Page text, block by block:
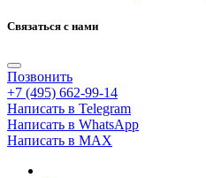
Связаться с нами
Позвонить
+7 (495) 662-99-14
Написать в Telegram
Написать в WhatsApp
Написать в MAX